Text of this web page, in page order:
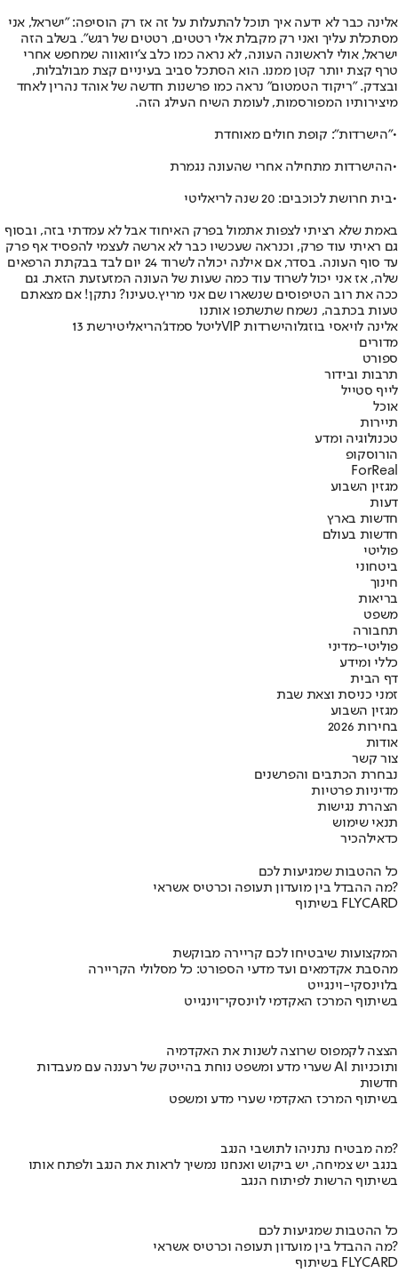
אלינה כבר לא ידעה איך תוכל להתעלות על זה אז רק הוסיפה: "ישראל, אני
מסתכלת עליך ואני רק מקבלת אלי רטטים, רטטים של רגש". בשלב הזה
ישראל, אולי לראשונה העונה, לא נראה כמו כלב צ'יוואווה שמחפש אחרי
טרף קצת יותר קטן ממנו. הוא הסתכל סביב בעיניים קצת מבולבלות,
ובצדק. "ריקוד הטמטום" נראה כמו פרשנות חדשה של אוהד נהרין לאחד
מיצירותיו המפורסמות, לעומת השיח העילג הזה.
•"הישרדות": קופת חולים מאוחדת
•ההישרדות מתחילה אחרי שהעונה נגמרת
•בית חרושת לכוכבים: 20 שנה לריאליטי
באמת שלא רציתי לצפות אתמול בפרק האיחוד אבל לא עמדתי בזה, ובסוף
גם ראיתי עוד פרק, וכנראה שעכשיו כבר לא ארשה לעצמי להפסיד אף פרק
עד סוף העונה. בסדר, אם אילנה יכולה לשרוד 24 יום לבד בבקתת הרפאים
שלה, אז אני יכול לשרוד עוד כמה שעות של העונה המזעזעת הזאת. גם
ככה את רוב הטיפוסים שנשארו שם אני מריץ.טעינו? נתקן! אם מצאתם
טעות בכתבה, נשמח שתשתפו אותנו
אלינה לויאסי בוזגלוהישרדות VIP ליטל סמדג'הריאליטירשת 13
מדורים
ספורט
תרבות ובידור
לייף סטייל
אוכל
תיירות
טכנולוגיה ומדע
הורוסקופ
ForReal
מגזין השבוע
דעות
חדשות בארץ
חדשות בעולם
פוליטי
ביטחוני
חינוך
בריאות
משפט
תחבורה
פוליטי-מדיני
כללי ומידע
דף הבית
זמני כניסת וצאת שבת
מגזין השבוע
בחירות 2026
אודות
צור קשר
נבחרת הכתבים והפרשנים
מדיניות פרטיות
הצהרת נגישות
תנאי שימוש
כדאילהכיר
כל ההטבות שמגיעות לכם
מה ההבדל בין מועדון תעופה וכרטיס אשראי?
בשיתוף FLYCARD
המקצועות שיבטיחו לכם קריירה מבוקשת
מהסבת אקדמאים ועד מדעי הספורט: כל מסלולי הקריירה
בלוינסקי-וינגייט
בשיתוף המרכז האקדמי לוינסקי־וינגייט
הצצה לקמפוס שרוצה לשנות את האקדמיה
שערי מדע ומשפט נוחת בהייטק של רעננה עם מעבדות AI ותוכניות
חדשות
בשיתוף המרכז האקדמי שערי מדע ומשפט
מה מבטיח נתניהו לתושבי הנגב?
בנגב יש צמיחה, יש ביקוש ואנחנו נמשיך לראות את הנגב ולפתח אותו
בשיתוף הרשות לפיתוח הנגב
כל ההטבות שמגיעות לכם
מה ההבדל בין מועדון תעופה וכרטיס אשראי?
בשיתוף FLYCARD